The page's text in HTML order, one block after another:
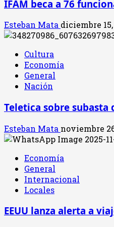
IFAM beca a 76
Esteban Mata diciembre 15,
Cultura
Economía
General
Nación
Teletica sobre subasta
Esteban Mata noviembre
Economía
General
Internacional
Locales
EEUU lanza alerta a